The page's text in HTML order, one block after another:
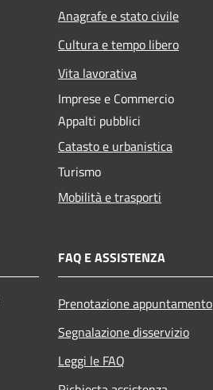
Anagrafe e stato civile
Cultura e tempo libero
Vita lavorativa
Imprese e Commercio
Appalti pubblici
Catasto e urbanistica
Turismo
Mobilità e trasporti
FAQ E ASSISTENZA
Prenotazione appuntamento
Segnalazione disservizio
Leggi le FAQ